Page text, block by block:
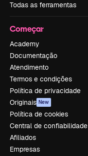
Todas as ferramentas
Começar
Academy
Documentação
Atendimento
Termos e condições
Política de privacidade
Originais New
Política de cookies
Central de confiabilidade
Afiliados
Empresas